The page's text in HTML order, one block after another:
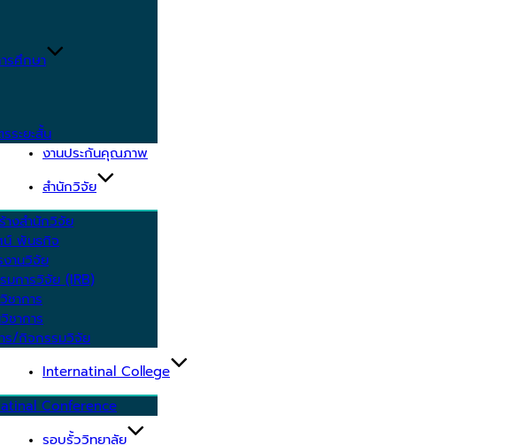
รศึกษา
ระยะสั้น
งานประกันคุณภาพ
สำนักวิจัย
างสำนักวิจัย
น์ พันธกิจ
งานวิจัย
มการวิจัย (IRB)
ชาการ
ชาการ
ร/กิจกรรมวิจัย
Internatinal College
Conference
รอบรั้ววิทยาลัย